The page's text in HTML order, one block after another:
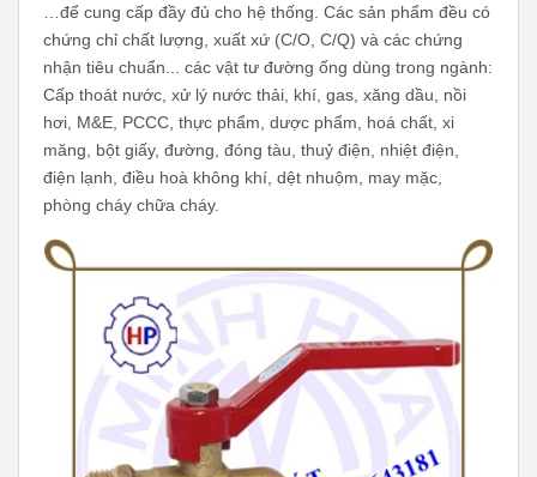
…để cung cấp đầy đủ cho hệ thống. Các sản phẩm đều có
chứng chỉ chất lượng, xuất xứ (C/O, C/Q) và các chứng
nhận tiêu chuẩn... các vật tư đường ống dùng trong ngành:
Cấp thoát nước, xử lý nước thải, khí, gas, xăng dầu, nồi
hơi, M&E, PCCC, thực phẩm, dược phẩm, hoá chất, xi
măng, bột giấy, đường, đóng tàu, thuỷ điện, nhiệt điện,
điện lạnh, điều hoà không khí, dệt nhuộm, may mặc,
phòng cháy chữa cháy.